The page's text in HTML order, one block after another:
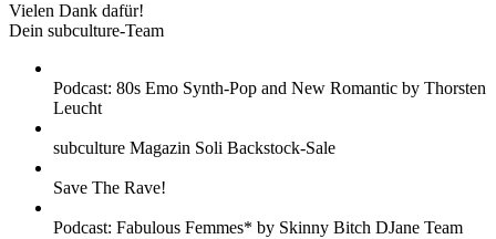
Vielen Dank dafür!
Dein subculture-Team
Podcast: 80s Emo Synth-Pop and New Romantic by Thorsten
Leucht
subculture Magazin Soli Backstock-Sale
Save The Rave!
Podcast: Fabulous Femmes* by Skinny Bitch DJane Team